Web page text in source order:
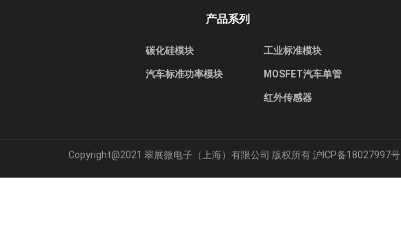
产品系列
碳化硅模块
汽车标准功率模块
工业标准模块
MOSFET汽车单管
红外传感器
Copyright@2021 翠展微电子（上海）有限公司 版权所有沪ICP备18027997号